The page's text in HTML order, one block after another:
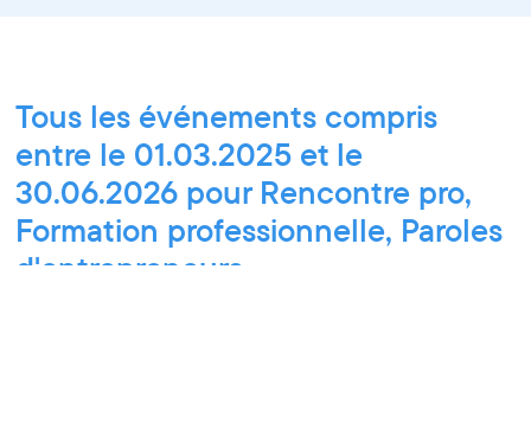
Tous les événements compris
entre le 01.03.2025 et le
30.06.2026 pour Rencontre pro,
Formation professionnelle, Paroles
d'entrepreneurs